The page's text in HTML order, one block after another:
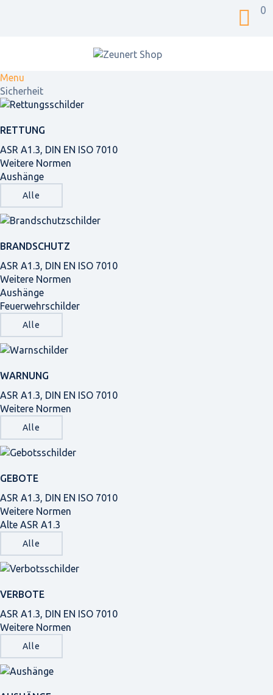
0
Menu
Sicherheit
RETTUNG
ASR A1.3, DIN EN ISO 7010
Weitere Normen
Aushänge
Alle
BRANDSCHUTZ
ASR A1.3, DIN EN ISO 7010
Weitere Normen
Aushänge
Feuerwehrschilder
Alle
WARNUNG
ASR A1.3, DIN EN ISO 7010
Weitere Normen
Alle
GEBOTE
ASR A1.3, DIN EN ISO 7010
Weitere Normen
Alte ASR A1.3
Alle
VERBOTE
ASR A1.3, DIN EN ISO 7010
Weitere Normen
Alle